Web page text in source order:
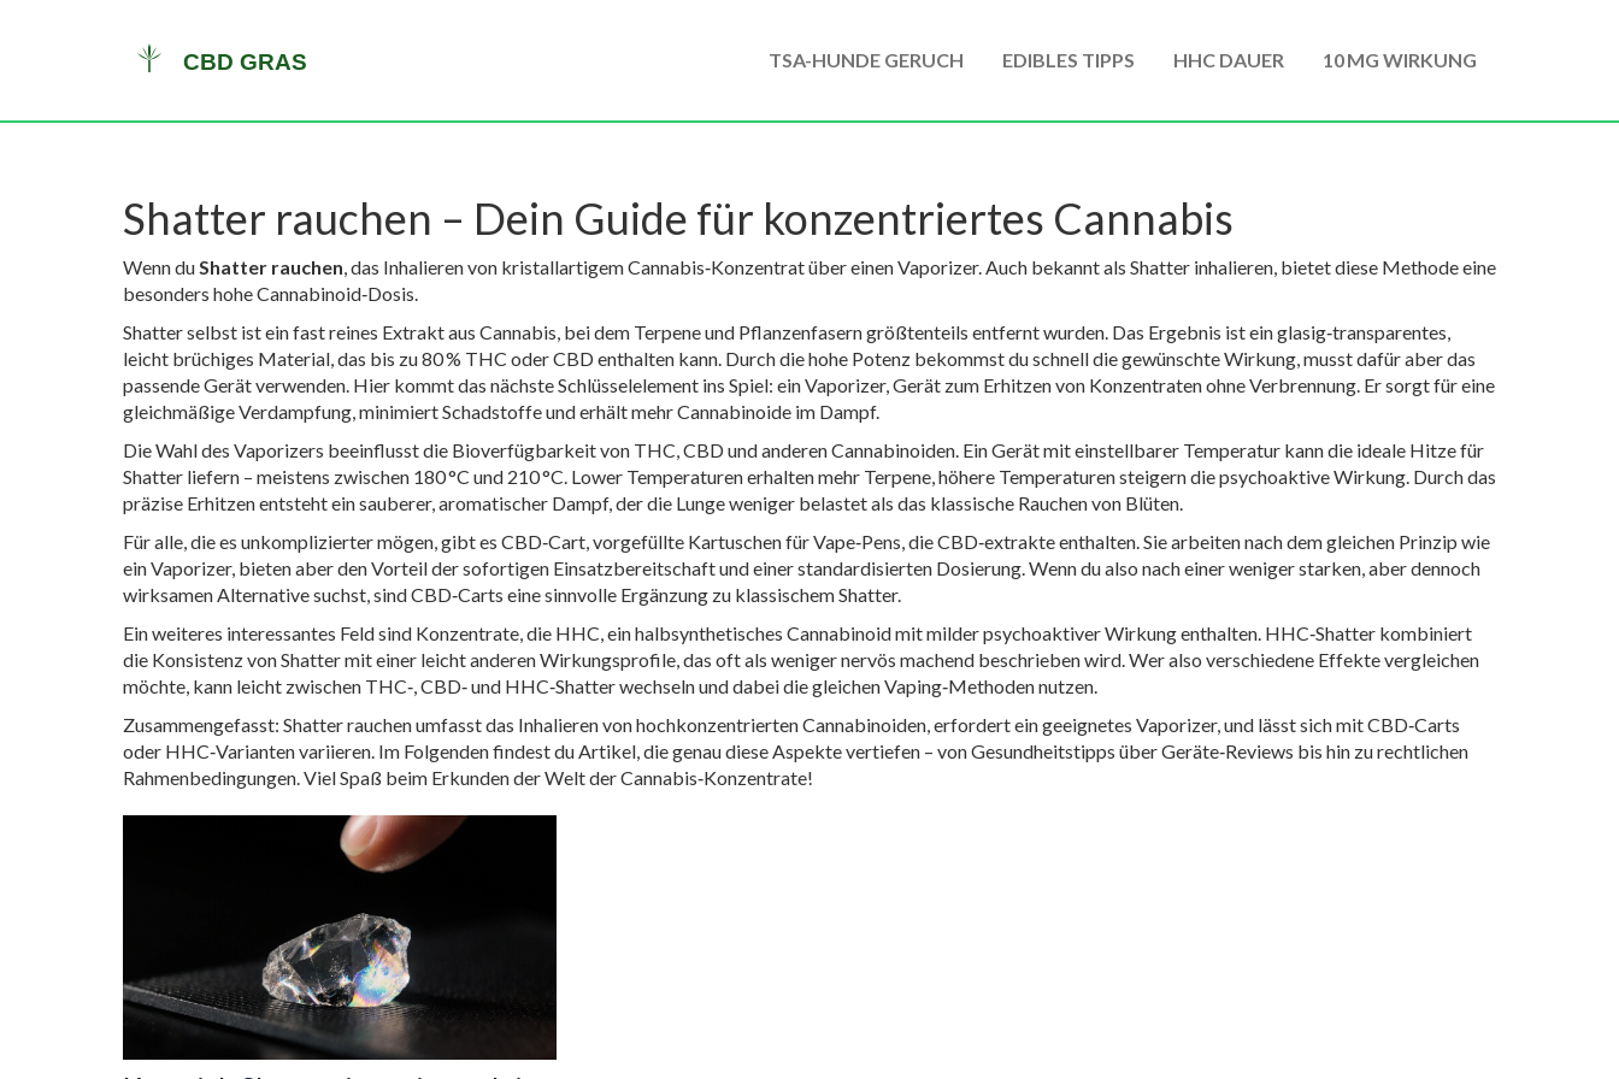
TSA-HUNDE GERUCH EDIBLES TIPPS HHC DAUER 10 MG WIRKUNG
Shatter rauchen – Dein Guide für konzentriertes Cannabis
Wenn duShatter rauchen,das Inhalieren von kristallartigem Cannabis‑Konzentrat über einen Vaporizer. Auch bekannt als Shatter inhalieren, bietet diese Methode eine
besonders hohe Cannabinoid‑Dosis.
Shatter selbst ist ein fast reines Extrakt aus Cannabis, bei dem Terpene und Pflanzenfasern größtenteils entfernt wurden. Das Ergebnis ist ein glasig‑transparentes,
leicht brüchiges Material, das bis zu 80 % THC oder CBD enthalten kann. Durch die hohe Potenz bekommst du schnell die gewünschte Wirkung, musst dafür aber das
passende Gerät verwenden. Hier kommt das nächste Schlüsselelement ins Spiel: einVaporizer,Gerät zum Erhitzen von Konzentraten ohne Verbrennung. Er sorgt für eine
gleichmäßige Verdampfung, minimiert Schadstoffe und erhält mehr Cannabinoide im Dampf.
Die Wahl des Vaporizers beeinflusst die Bioverfügbarkeit von THC, CBD und anderen Cannabinoiden. Ein Gerät mit einstellbarer Temperatur kann die ideale Hitze für
Shatter liefern – meistens zwischen 180 °C und 210 °C. Lower Temperaturen erhalten mehr Terpene, höhere Temperaturen steigern die psychoaktive Wirkung. Durch das
präzise Erhitzen entsteht ein sauberer, aromatischer Dampf, der die Lunge weniger belastet als das klassische Rauchen von Blüten.
Für alle, die es unkomplizierter mögen, gibt es CBD‑Cart,vorgefüllte Kartuschen für Vape‑Pens, die CBD‑extrakte enthalten. Sie arbeiten nach dem gleichen Prinzip wie
ein Vaporizer, bieten aber den Vorteil der sofortigen Einsatzbereitschaft und einer standardisierten Dosierung. Wenn du also nach einer weniger starken, aber dennoch
wirksamen Alternative suchst, sind CBD‑Carts eine sinnvolle Ergänzung zu klassischem Shatter.
Ein weiteres interessantes Feld sind Konzentrate, die HHC,ein halbsynthetisches Cannabinoid mit milder psychoaktiver Wirkungenthalten. HHC‑Shatter kombiniert
die Konsistenz von Shatter mit einer leicht anderen Wirkungsprofile, das oft als weniger nervös machend beschrieben wird. Wer also verschiedene Effekte vergleichen
möchte, kann leicht zwischen THC‑, CBD‑ und HHC‑Shatter wechseln und dabei die gleichen Vaping‑Methoden nutzen.
Zusammengefasst: Shatter rauchen umfasst das Inhalieren von hochkonzentrierten Cannabinoiden, erfordert ein geeignetes Vaporizer, und lässt sich mit CBD‑Carts
oder HHC‑Varianten variieren. Im Folgenden findest du Artikel, die genau diese Aspekte vertiefen – von Gesundheitstipps über Geräte‑Reviews bis hin zu rechtlichen
Rahmenbedingungen. Viel Spaß beim Erkunden der Welt der Cannabis‑Konzentrate!